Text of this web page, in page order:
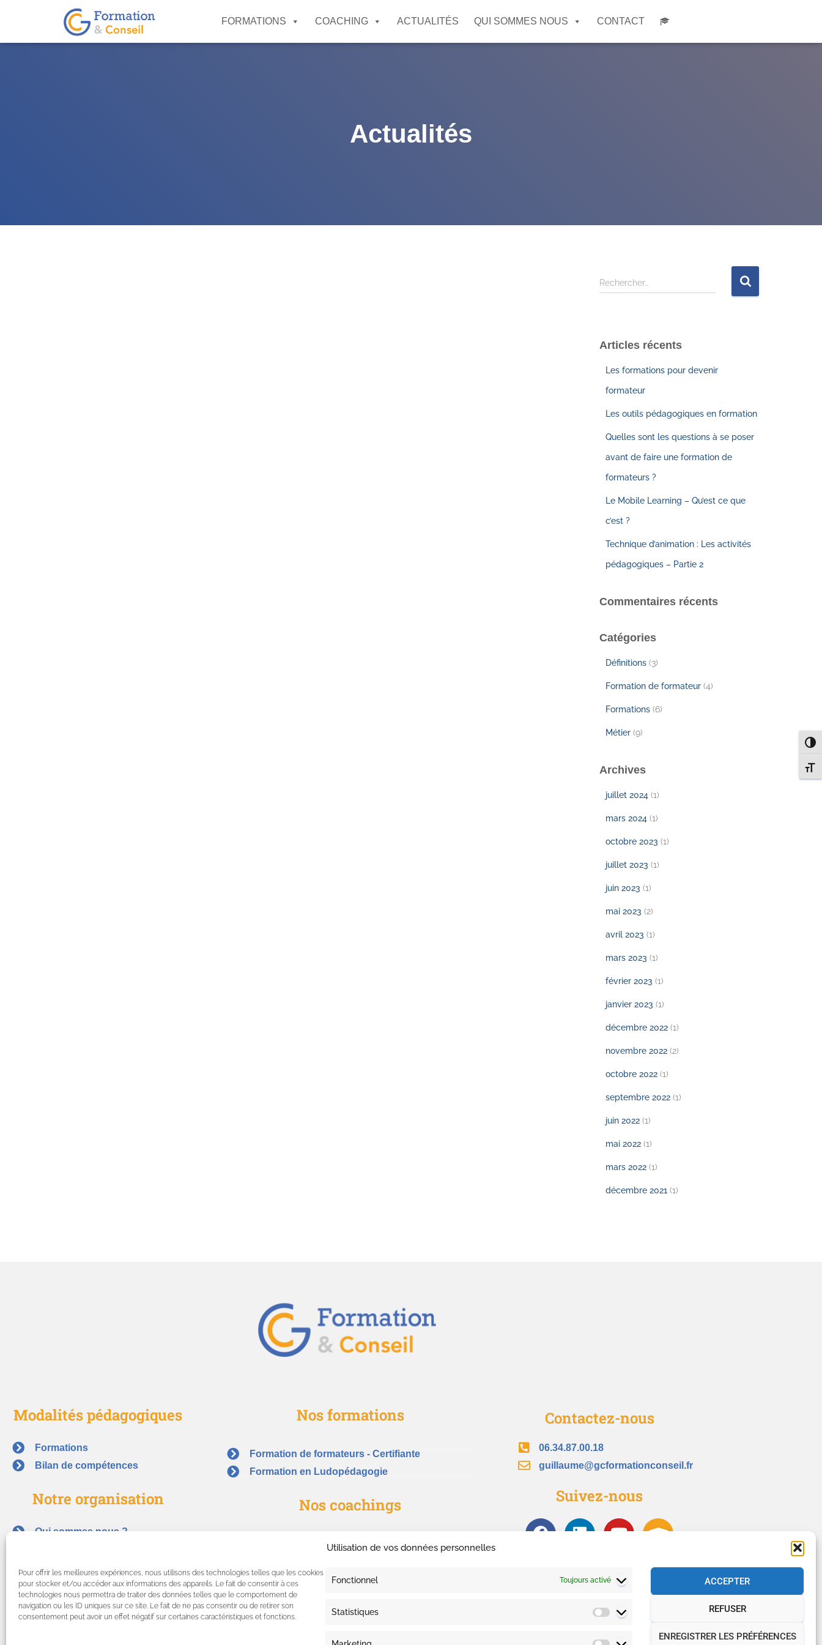
Utilisation de vos données personnelles
Pour offrir les meilleures expériences, nous utilisons des technologies telles que les cookies
pour stocker et/ou accéder aux informations des appareils. Le fait de consentir à ces
technologies nous permettra de traiter des données telles que le comportement de
navigation ou les ID uniques sur ce site. Le fait de ne pas consentir ou de retirer son
consentement peut avoir un effet négatif sur certaines caractéristiques et fonctions.
Fonctionnel Toujours activé
Statistiques
ACCEPTER
REFUSER
ENREGISTRER LES PRÉFÉRENCES
FORMATIONS COACHING ACTUALITÉS QUI SOMMES NOUS CONTACT
Actualités
Rechercher…
Articles récents
Les formations pour devenir
formateur
Les outils pédagogiques en formation
Quelles sont les questions à se poser
avant de faire une formation de
formateurs ?
Le Mobile Learning – Qu’est ce que
c’est ?
Technique d’animation : Les activités
pédagogiques – Partie 2
Commentaires récents
Catégories
Définitions(3)
Formation de formateur(4)
Formations(6)
Métier(9)
Archives
juillet 2024 (1)
mars 2024 (1)
octobre 2023 (1)
juillet 2023 (1)
juin 2023 (1)
mai 2023 (2)
avril 2023 (1)
mars 2023 (1)
février 2023 (1)
janvier 2023 (1)
décembre 2022(1)
novembre 2022(2)
octobre 2022(1)
septembre 2022(1)
juin 2022(1)
mai 2022(1)
mars 2022(1)
décembre 2021(1)
Modalités pédagogiques
Formations
Bilan de compétences
Notre organisation
Qui sommes nous ?
Nos partenaires
Actualités
Nous contacter
Nos formations
Formation de formateurs - Certifiante
Formation en Ludopédagogie
Nos coachings
Coaching d'équipe & Teambuilding
Coaching de formateurs
Contactez-nous
06.34.87.00.18
guillaume@gcformationconseil.fr
Suivez-nous